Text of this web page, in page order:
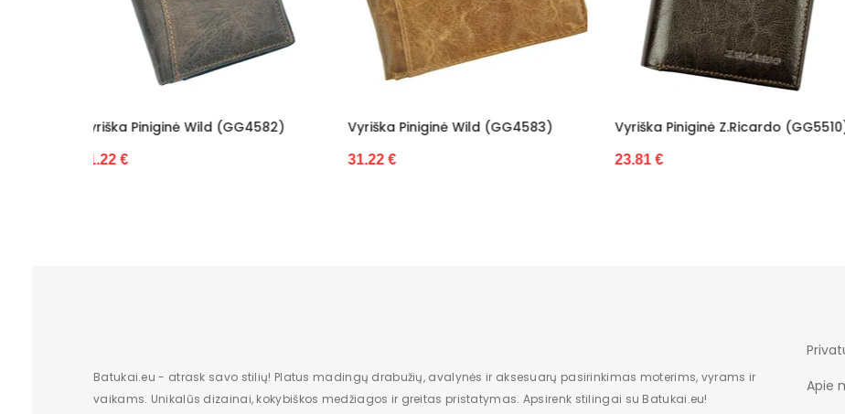
Vyriška Piniginė Wild (GG4583)
31.22 €
Vyriška Piniginė Z.Ricardo (GG5510)
23.81 €
Vyriška Piniginė Iš Natūralios
Batukai.eu - atrask savo stilių! Platus madingų drabužių, avalynės ir aksesuarų pasirinkimas moterims, vyrams ir
vaikams. Unikalūs dizainai, kokybiškos medžiagos ir greitas pristatymas. Apsirenk stilingai su Batukai.eu!
Apie